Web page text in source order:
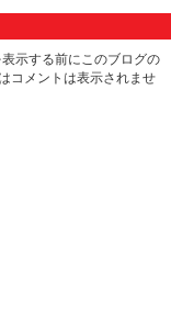
示する前にこのブログの
コメントは表示されませ